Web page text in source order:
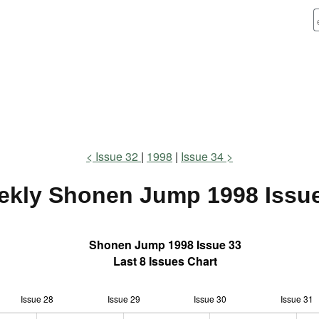
Issue 32 1998 Issue 34
Shonen Jump 1998
Shonen Jump 1998 Issue 33
Last 8 Issues Chart
Issue 28 Issue 29 Issue 30 Issue 31